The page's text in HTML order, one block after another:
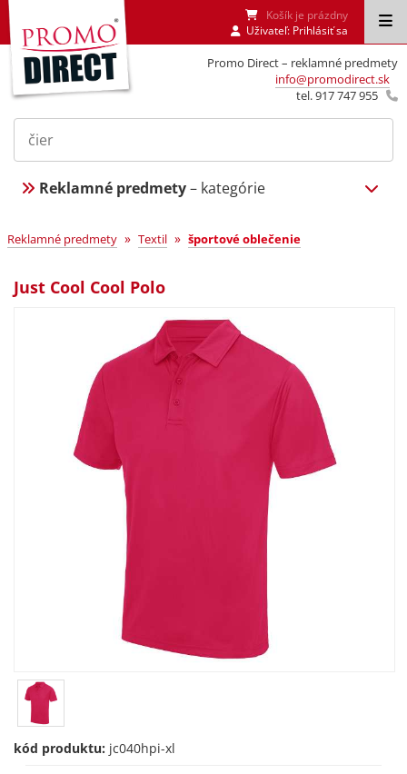
Promo Direct – reklamné predmety
info@promodirect.sk
tel. 917 747 955
Košík je prázdny
Uživateľ: Prihlásiť sa
Reklamné predmety– kategórie
Reklamné predmety » Textil » športové oblečenie
Just Cool Cool Polo
kód produktu: jc040hpi-xl